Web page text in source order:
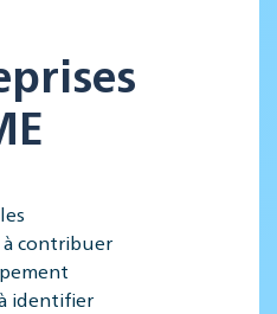
contribuer
identifier